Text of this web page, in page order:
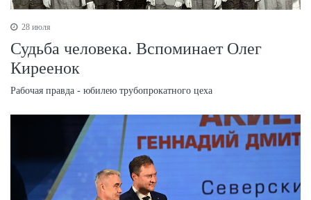
28 июля
Судьба человека. Вспоминает Олег
Киреенок
Рабочая правда - юбилею трубопрокатного цеха